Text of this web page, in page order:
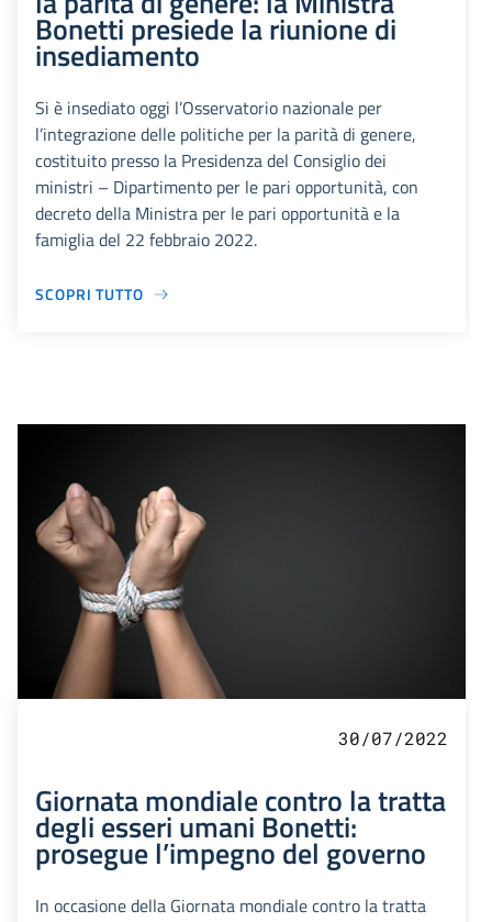
Bonetti presiede la riunione di
insediamento
Si è insediato oggi l’Osservatorio nazionale per
l’integrazione delle politiche per la parità di genere,
costituito presso la Presidenza del Consiglio dei
ministri – Dipartimento per le pari opportunità, con
decreto della Ministra per le pari opportunità e la
famiglia del 22 febbraio 2022.
SCOPRI TUTTO
30/07/2022
Giornata mondiale contro la tratta
degli esseri umani Bonetti:
prosegue l’impegno del governo
In occasione della Giornata mondiale contro la tratta